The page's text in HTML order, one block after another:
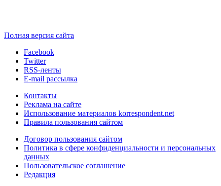
Полная версия сайта
Facebook
Twitter
RSS-ленты
E-mail рассылка
Контакты
Реклама на сайте
Использование материалов korrespondent.net
Правила пользования сайтом
Договор пользования сайтом
Политика в сфере конфиденциальности и персональных
данных
Пользовательское соглашение
Редакция